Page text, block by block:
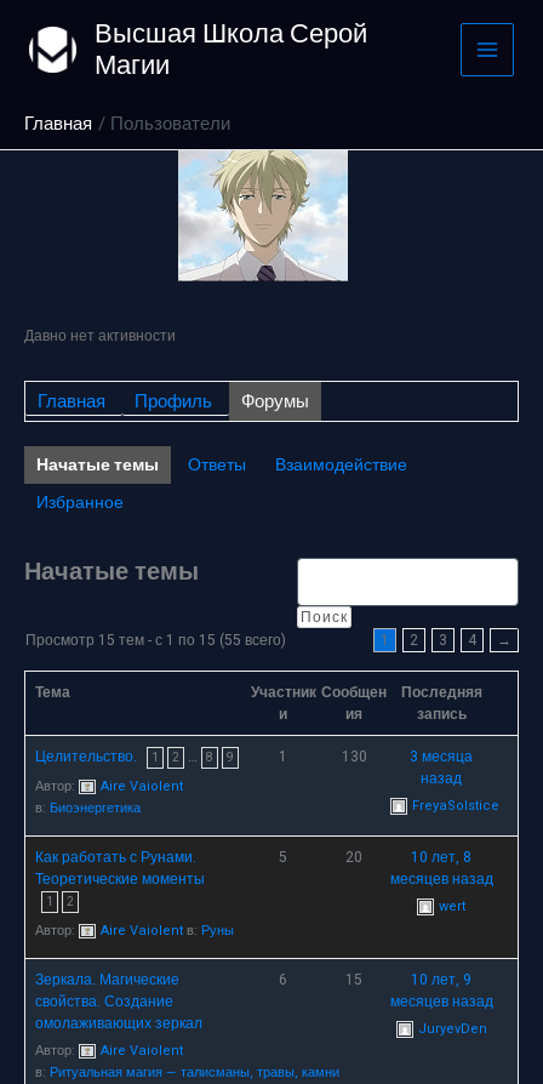
содержимому
Высшая Школа Серой
Магии
Главная Пользователи
Давно нет активности
Главная Профиль Форумы
Начатые темы Ответы
Взаимодействие
Избранное
Начатые темы
Просмотр 15 тем - с 1 по 15 (55 всего) 1 2 3 4 →
Тема
Участник
и
Сообщен
ия
Последняя
запись
Целительство.
1 2 … 8 9
Автор:
Aire Vaiolent
в: Биоэнергетика
1 130
3 месяца
назад
FreyaSolstice
Как работать с Рунами.
Теоретические моменты
1 2
Автор: Aire Vaiolent в: Руны
5 20
10 лет, 8
месяцев назад
wert
Зеркала. Магические
свойства. Создание
омолаживающих зеркал
Автор:
Aire Vaiolent
в: Ритуальная магия — талисманы, травы, камни
6 15
10 лет, 9
месяцев назад
JuryevDen